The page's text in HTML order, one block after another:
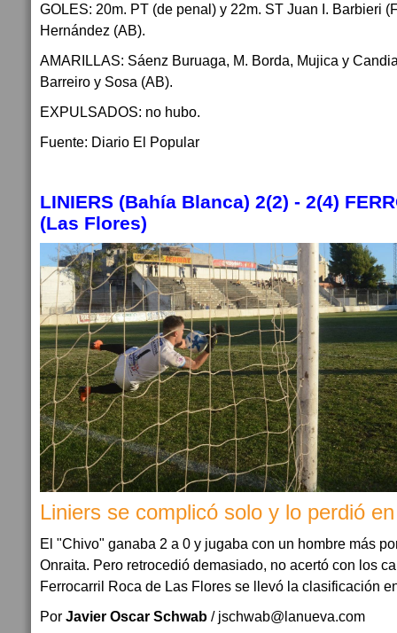
GOLES: 20m. PT (de penal) y 22m. ST Juan I. Barbieri
Hernández (AB).
AMARILLAS: Sáenz Buruaga, M. Borda, Mujica y
Barreiro y Sosa (AB).
EXPULSADOS: no hubo.
Fuente: Diario El Popular
LINIERS (Bahía Blanca) 2(2) - 2(4)
(Las Flores)
Liniers se complicó solo y lo perdió
El "Chivo" ganaba 2 a 0 y jugaba con un hombre más
Onraita. Pero retrocedió demasiado, no acertó con los
Ferrocarril Roca de Las Flores se llevó la clasificación
Por Javier Oscar Schwab / jschwab@lanueva.com